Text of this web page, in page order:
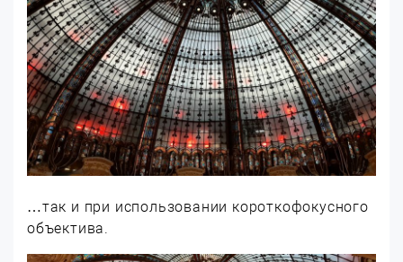
…так и при использовании короткофокусного
объектива.